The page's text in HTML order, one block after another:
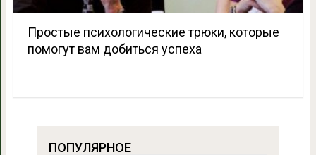
Простые психологические трюки, которые
помогут вам добиться успеха
ПОПУЛЯРНОЕ